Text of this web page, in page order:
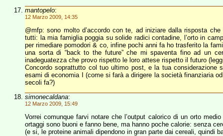
mantopelo:
12 Marzo 2009, 14:35
@mfp: sono molto d’accordo con te, ad iniziare dalla risposta
tutti: la mia famiglia poggia su solide radici contadine, l’orto in
per rimediare pomodori & co, infine pochi anni fa ho trasferito la
una sorta di “back to the future” che mi spaventa fino ad un
inadeguatezza che provo rispetto le loro attese rispetto il futuro
Concordo soprattutto col tuo ultimo post, e la tua considerazione
esami di economia I (come si farà a dirigere la società finanziaria
secoli fa?)
simonecaldana:
12 Marzo 2009, 15:49
Vorrei comunque farvi notare che l’output calorico di un orto
ortaggi sono buoni e fanno bene, ma hanno poche calorie: senza
(e si, le proteine animali dipendono in gran parte dai cereali, quindi